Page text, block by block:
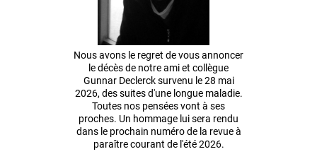
Nous avons le regret de vous annoncer
le décès de notre ami et collègue
Gunnar Declerck survenu le 28 mai
2026, des suites d'une longue maladie.
Toutes nos pensées vont à ses
proches. Un hommage lui sera rendu
dans le prochain numéro de la revue à
paraître courant de l'été 2026.